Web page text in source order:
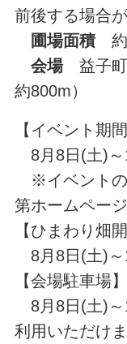
前後する場合
圃場面積約
会場益子町
約800m）
【イベント期間
8月8日(土)～
※イベントの
第ホームペー
【ひまわり畑開
8月8日(土)～
【会場駐車場】
8月8日(土)～
利用いただけま